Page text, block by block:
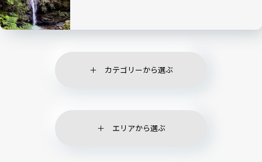
カテゴリーから選ぶ
エリアから選ぶ